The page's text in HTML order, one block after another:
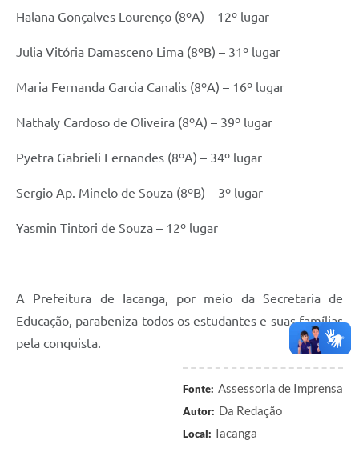
Halana Gonçalves Lourenço (8ºA) – 12º lugar
Julia Vitória Damasceno Lima (8ºB) – 31º lugar
Maria Fernanda Garcia Canalis (8ºA) – 16º lugar
Nathaly Cardoso de Oliveira (8ºA) – 39º lugar
Pyetra Gabrieli Fernandes (8ºA) – 34º lugar
Sergio Ap. Minelo de Souza (8ºB) – 3º lugar
Yasmin Tintori de Souza – 12º lugar
A Prefeitura de Iacanga, por meio da Secretaria de
Educação, parabeniza todos os estudantes e suas famílias
pela conquista.
Fonte: Assessoria de Imprensa
Autor: Da Redação
Local: Iacanga